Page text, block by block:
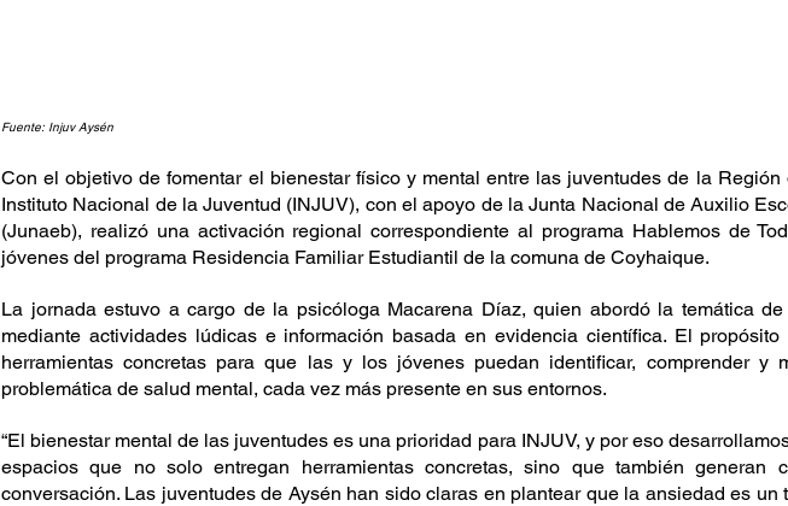
Fuente: Injuv Aysén
Con el objetivo de fomentar el bienestar físico y mental entre las juventudes de la Región
Instituto Nacional de la Juventud (INJUV), con el apoyo de la Junta Nacional de Auxilio
(Junaeb), realizó una activación regional correspondiente al programa Hablemos de
jóvenes del programa Residencia Familiar Estudiantil de la comuna de Coyhaique.
La jornada estuvo a cargo de la psicóloga Macarena Díaz, quien abordó la temática
mediante actividades lúdicas e información basada en evidencia científica. El propósito
herramientas concretas para que las y los jóvenes puedan identificar, comprender y
problemática de salud mental, cada vez más presente en sus entornos.
“El bienestar mental de las juventudes es una prioridad para INJUV, y por eso
espacios que no solo entregan herramientas concretas, sino que también generan
conversación. Las juventudes de Aysén han sido claras en plantear que la ansiedad es un